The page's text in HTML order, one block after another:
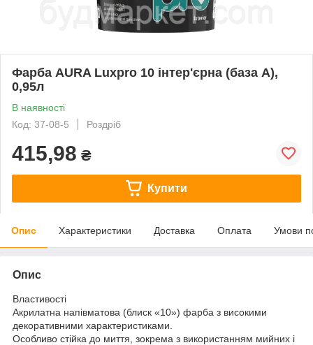
Фарба AURA Luxpro 10 інтер'єрна (база А),
0,95л
В наявності
Код: 37-08-5
Роздріб
415,98 ₴
Купити
Опис Характеристики Доставка Оплата Умови
Опис
Властивості
Акрилатна напівматова (блиск «10») фарба з високими
декоративними характеристиками.
Особливо стійка до миття, зокрема з використанням мийних і